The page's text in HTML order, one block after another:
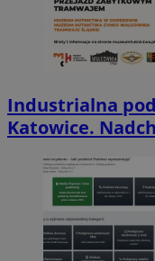
Industrialna
Katowice.